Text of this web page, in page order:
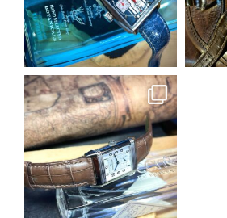
5月 8
earnest_by_castplanning
5月 7